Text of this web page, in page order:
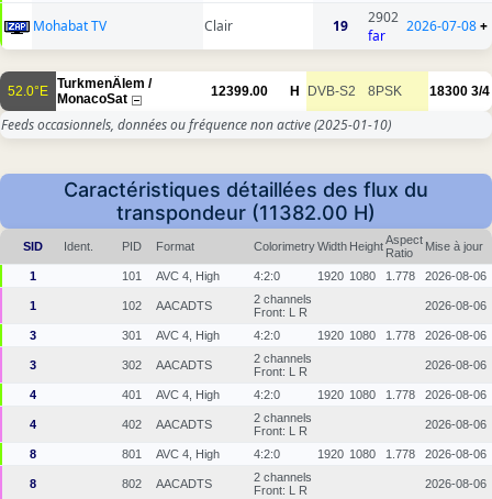
Mohabat TV Clair 19
2902
far
2026-07-08+
52.0°E TurkmenÄlem /
MonacoSat
12399.00 H DVB-S2 8PSK 18300 3/4
Feeds occasionnels, données ou fréquence non active(2025-01-10)
Caractéristiques détaillées des flux du
transpondeur (11382.00 H)
SID Ident. PID Format ColorimetryWidth HeightAspect
Ratio
Mise à jour
1 101 AVC 4, High 4:2:0 1920 1080 1.778 2026-08-06
1 102 AACADTS
2 channels
Front: L R
2026-08-06
3 301 AVC 4, High 4:2:0 1920 1080 1.778 2026-08-06
3 302 AACADTS
2 channels
Front: L R
2026-08-06
4 401 AVC 4, High 4:2:0 1920 1080 1.778 2026-08-06
4 402 AACADTS
2 channels
Front: L R
2026-08-06
8 801 AVC 4, High 4:2:0 1920 1080 1.778 2026-08-06
8 802 AACADTS
2 channels
Front: L R
2026-08-06